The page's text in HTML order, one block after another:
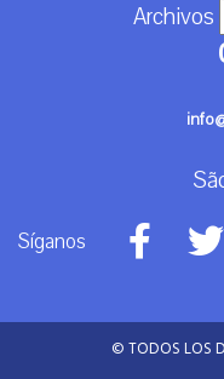
Archivos
Síganos
© TODOS LOS